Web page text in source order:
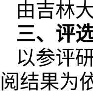
由吉林
三、评
以参评
阅结果为